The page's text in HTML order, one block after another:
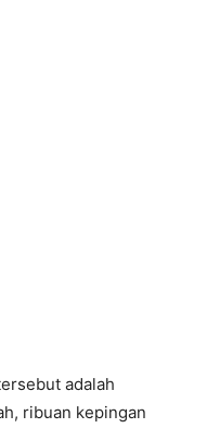
adalah
ribuan kepingan